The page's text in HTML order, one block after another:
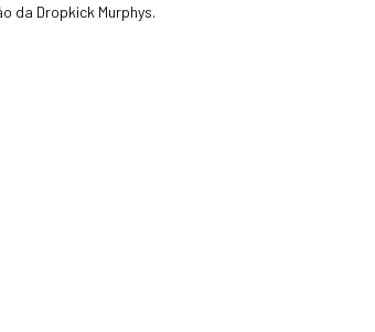
da Dropkick Murphys.